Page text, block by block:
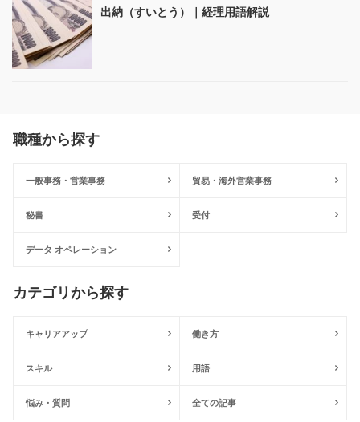
出納（すいとう）｜経理用語解説
職種から探す
一般事務・営業事務 貿易・海外営業事務
秘書 受付
データ オペレーション
カテゴリから探す
キャリアアップ 働き方
スキル 用語
悩み・質問 全ての記事